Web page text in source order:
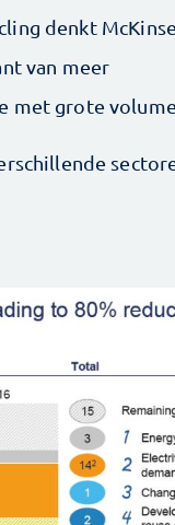
denkt
van meer
met grote